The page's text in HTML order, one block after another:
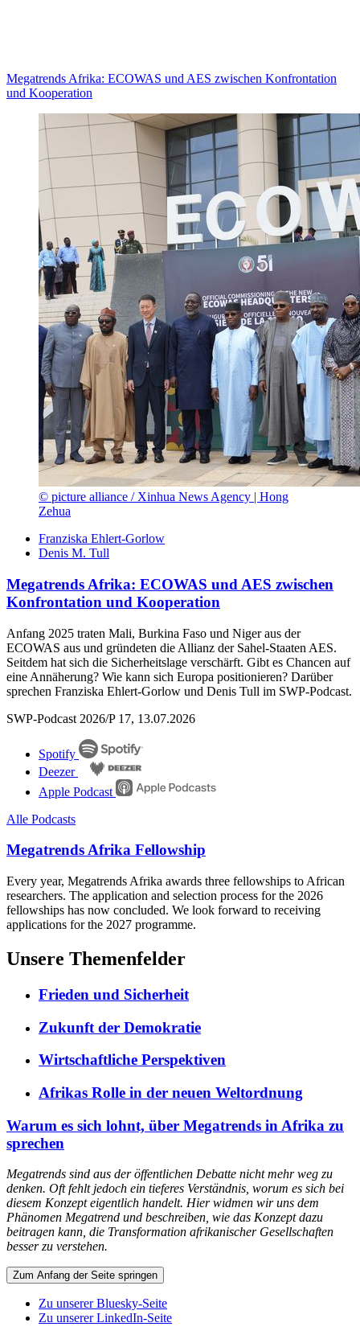
Megatrends Afrika: ECOWAS und AES zwischen Konfrontation
und Kooperation
© picture alliance / Xinhua News Agency | Hong
Zehua
Franziska Ehlert-Gorlow
Denis M. Tull
Megatrends Afrika: ECOWAS und AES zwischen
Konfrontation und Kooperation
Anfang 2025 traten Mali, Burkina Faso und Niger aus der
ECOWAS aus und gründeten die Allianz der Sahel-Staaten AES.
Seitdem hat sich die Sicherheitslage verschärft. Gibt es Chancen auf
eine Annäherung? Wie kann sich Europa positionieren? Darüber
sprechen Franziska Ehlert-Gorlow und Denis Tull im SWP-Podcast.
SWP-Podcast 2026/P 17, 13.07.2026
Spotify
Deezer
Apple Podcast
Alle Podcasts
Megatrends Afrika Fellowship
Every year, Megatrends Afrika awards three fellowships to African
researchers. The application and selection process for the 2026
fellowships has now concluded. We look forward to receiving
applications for the 2027 programme.
Unsere Themenfelder
Frieden und Sicherheit
Zukunft der Demokratie
Wirtschaftliche Perspektiven
Afrikas Rolle in der neuen Weltordnung
Warum es sich lohnt, über Megatrends in Afrika zu
sprechen
Megatrends sind aus der öffentlichen Debatte nicht mehr weg zu
denken. Oft fehlt jedoch ein tieferes Verständnis, worum es sich bei
diesem Konzept eigentlich handelt. Hier widmen wir uns dem
Phänomen Megatrend und beschreiben, wie das Konzept dazu
beitragen kann, die Transformation afrikanischer Gesellschaften
besser zu verstehen.
Zum Anfang der Seite springen
Zu unserer Bluesky-Seite
Zu unserer LinkedIn-Seite